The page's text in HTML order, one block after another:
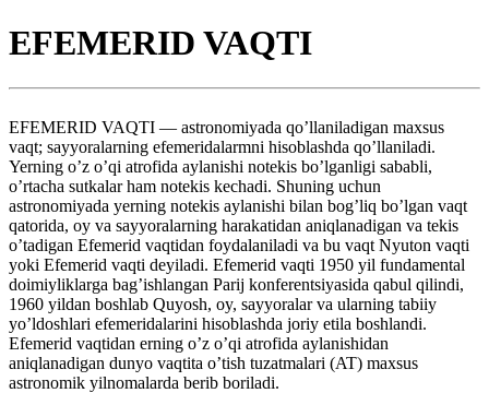
EFEMERID VAQTI
EFEMERID VAQTI — astronomiyada qo’llaniladigan maxsus
vaqt; sayyoralarning efemeridalarmni hisoblashda qo’llaniladi.
Yerning o’z o’qi atrofida aylanishi notekis bo’lganligi sababli,
o’rtacha sutkalar ham notekis kechadi. Shuning uchun
astronomiyada yerning notekis aylanishi bilan bog’liq bo’lgan vaqt
qatorida, oy va sayyoralarning harakatidan aniqlanadigan va tekis
o’tadigan Efemerid vaqtidan foydalaniladi va bu vaqt Nyuton vaqti
yoki Efemerid vaqti deyiladi. Efemerid vaqti 1950 yil fundamental
doimiyliklarga bag’ishlangan Parij konferentsiyasida qabul qilindi,
1960 yildan boshlab Quyosh, oy, sayyoralar va ularning tabiiy
yo’ldoshlari efemeridalarini hisoblashda joriy etila boshlandi.
Efemerid vaqtidan erning o’z o’qi atrofida aylanishidan
aniqlanadigan dunyo vaqtita o’tish tuzatmalari (AT) maxsus
astronomik yilnomalarda berib boriladi.